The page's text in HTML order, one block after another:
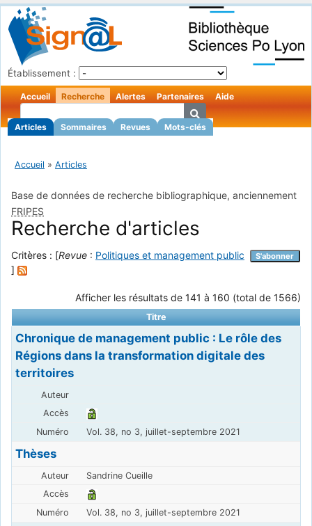
Établissement :
Accueil Recherche
Articles Sommaires Revues Mots-clés
Alertes Partenaires Aide
Accueil » Articles
Base de données de recherche bibliographique, anciennement
FRIPES
Recherche d'articles
Critères : [Revue : Politiques et management public S'abonner
]
Afficher les résultats de 141 à 160 (total de 1566)
Titre
Chronique de management public : Le rôle des
Régions dans la transformation digitale des
territoires
Vol. 38, no 3, juillet-septembre 2021
Thèses
Sandrine Cueille
Vol. 38, no 3, juillet-septembre 2021